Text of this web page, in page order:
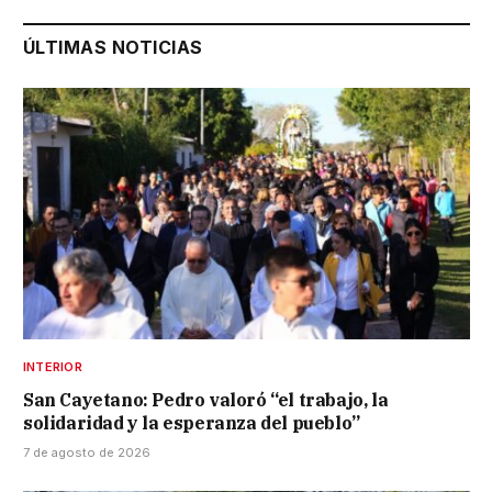
ÚLTIMAS NOTICIAS
INTERIOR
San Cayetano: Pedro valoró “el trabajo, la
solidaridad y la esperanza del pueblo”
7 de agosto de 2026